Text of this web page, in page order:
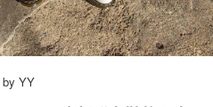
by YY